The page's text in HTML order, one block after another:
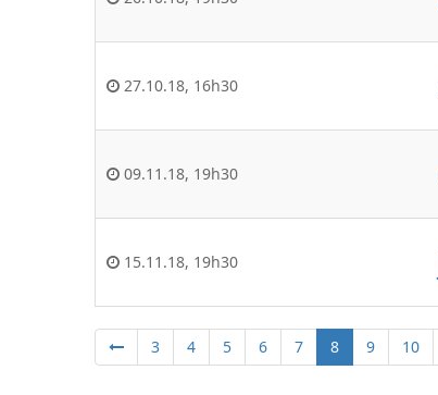
27.10.18, 16h30
09.11.18, 19h30
15.11.18, 19h30
3 4 5 6 7 8 9 10